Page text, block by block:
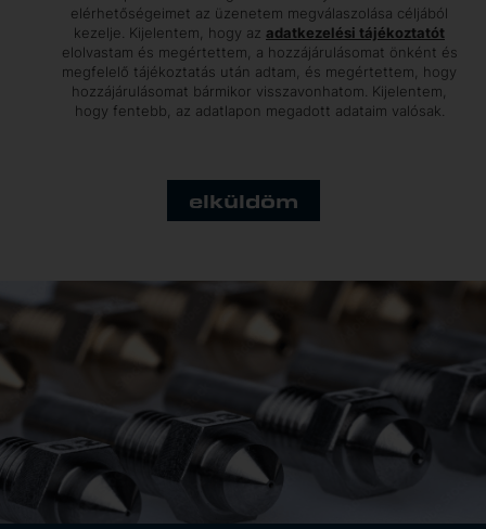
elérhetőségeimet az üzenetem megválaszolása céljából
kezelje. Kijelentem, hogy az adatkezelési tájékoztatót
elolvastam és megértettem, a hozzájárulásomat önként és
megfelelő tájékoztatás után adtam, és megértettem, hogy
hozzájárulásomat bármikor visszavonhatom. Kijelentem,
hogy fentebb, az adatlapon megadott adataim valósak.
elküldöm